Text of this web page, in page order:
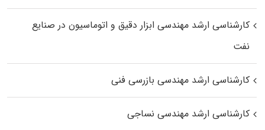
کارشناسی ارشد مهندسی ابزار دقیق و اتوماسیون در صنایع
نفت
کارشناسی ارشد مهندسی بازرسی فنی
کارشناسی ارشد مهندسی نساجی